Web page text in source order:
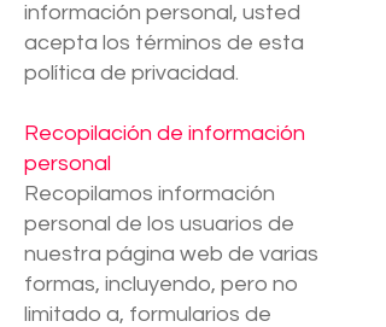
información personal, usted
acepta los términos de esta
política de privacidad.
Recopilación de información
personal
Recopilamos información
personal de los usuarios de
nuestra página web de varias
formas, incluyendo, pero no
limitado a, formularios de